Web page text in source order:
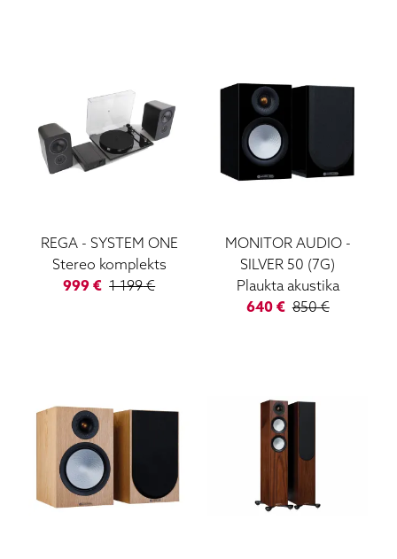
REGA- SYSTEM ONE
Stereo komplekts
999 € 1 199€
MONITOR AUDIO-
SILVER 50 (7G)
Plaukta akustika
640€ 850€